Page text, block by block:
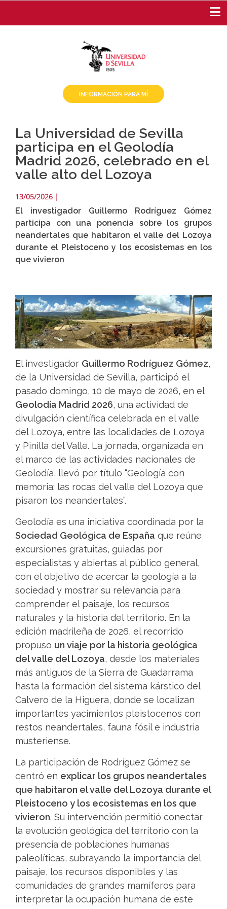
contenido
INFORMACIÓN PARA MÍ
La Universidad de Sevilla
participa en el Geolodía
Madrid 2026, celebrado en el
valle alto del Lozoya
13/05/2026 |
El investigador Guillermo Rodríguez Gómez
participa con una ponencia sobre los grupos
neandertales que habitaron el valle del Lozoya
durante el Pleistoceno y los ecosistemas en los
que vivieron
El investigador Guillermo Rodríguez Gómez,
de la Universidad de Sevilla, participó el
pasado domingo, 10 de mayo de 2026, en el
Geolodía Madrid 2026, una actividad de
divulgación científica celebrada en el valle
del Lozoya, entre las localidades de Lozoya
y Pinilla del Valle. La jornada, organizada en
el marco de las actividades nacionales de
Geolodía, llevó por título “Geología con
memoria: las rocas del valle del Lozoya que
pisaron los neandertales”.
Geolodía es una iniciativa coordinada por la
Sociedad Geológica de España que reúne
excursiones gratuitas, guiadas por
especialistas y abiertas al público general,
con el objetivo de acercar la geología a la
sociedad y mostrar su relevancia para
comprender el paisaje, los recursos
naturales y la historia del territorio. En la
edición madrileña de 2026, el recorrido
propuso un viaje por la historia geológica
del valle del Lozoya, desde los materiales
más antiguos de la Sierra de Guadarrama
hasta la formación del sistema kárstico del
Calvero de la Higuera, donde se localizan
importantes yacimientos pleistocenos con
restos neandertales, fauna fósil e industria
musteriense.
La participación de Rodríguez Gómez se
centró en explicar los grupos neandertales
que habitaron el valle del Lozoya durante el
Pleistoceno y los ecosistemas en los que
vivieron. Su intervención permitió conectar
la evolución geológica del territorio con la
presencia de poblaciones humanas
paleolíticas, subrayando la importancia del
paisaje, los recursos disponibles y las
comunidades de grandes mamíferos para
interpretar la ocupación humana de este